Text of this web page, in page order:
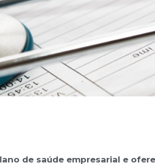
de saúde empresarial e